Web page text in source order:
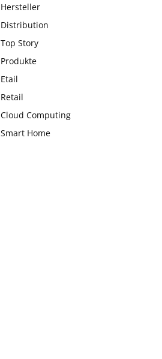
Hersteller
Distribution
Top Story
Produkte
Etail
Retail
Cloud Computing
Smart Home